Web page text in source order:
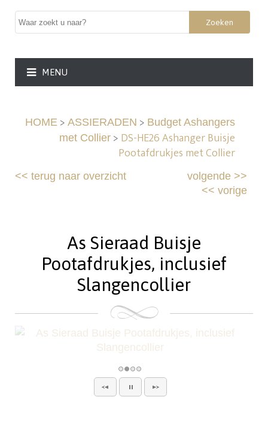
Zoeken
MENU
HOME> ASSIERADEN > Budget Ashangers
met Collier> DS-HE26 Ashanger Buisje
Pootafdrukjes met Collier
<<terug naar overzicht volgende>>
<< vorige
As Sieraad Buisje
Pootafdrukjes, inclusief
Slangencollier